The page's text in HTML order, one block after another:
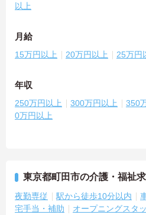
以上
月給
15万円以上 20万円以上 25万円
年収
250万円以上 300万円以上 350
0万円以上
東京都町田市の介護・福祉
夜勤専従 駅から徒歩10分以内
宅手当・補助
オープニングスタ